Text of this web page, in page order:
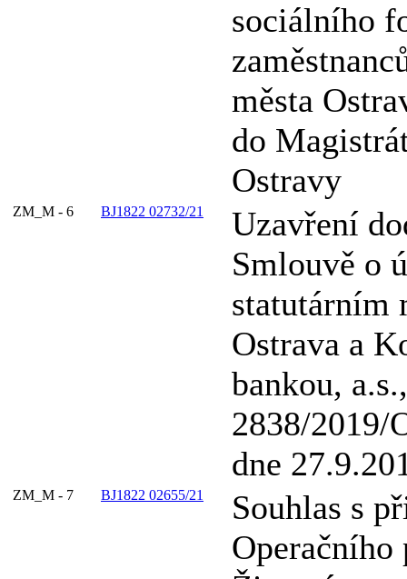
sociálního
města
do
Ostravy
ZM_M - 6 BJ1822 02732/21
Uzavření
Smlouvě o
statutárním
Ostrava a
bankou,
2838/2019/
dne
ZM_M - 7 BJ1822 02655/21
Souhlas s
Operačního